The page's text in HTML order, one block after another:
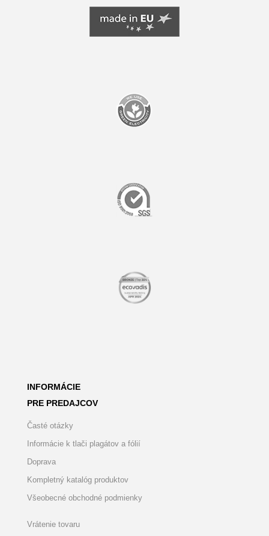
INFORMÁCIE
PRE PREDAJCOV
Časté otázky
Informácie k tlači plagátov a fólií
Doprava
Kompletný katalóg produktov
Všeobecné obchodné podmienky
Vrátenie tovaru